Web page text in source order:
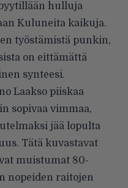
hulluja
Kuluneita kaikuja.
työstämistä punkin,
on eittämättä
synteesi.
Laakso piiskaa
sopivaa vimmaa,
jää lopulta
Tätä kuvastavat
muistumat 80-
nopeiden raitojen